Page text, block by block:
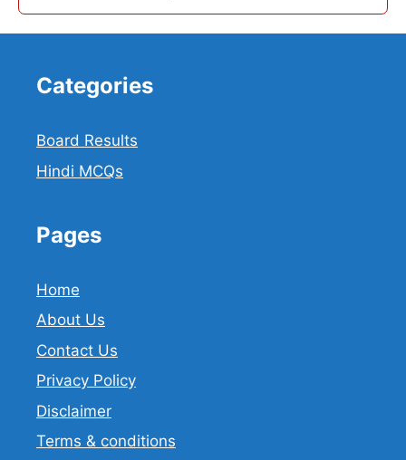
Categories
Board Results
Hindi MCQs
Pages
Home
About Us
Contact Us
Privacy Policy
Disclaimer
Terms & conditions